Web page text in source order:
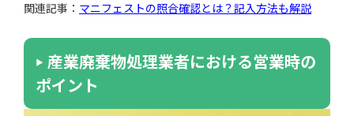
関連記事： マニフェストの照合確認とは？記入方法も解説
産業廃棄物処理業者における営業時の
ポイント